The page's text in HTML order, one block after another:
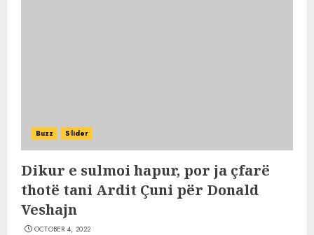
Buzz Slider
Dikur e sulmoi hapur, por ja çfarë
thotë tani Ardit Çuni për Donald
Veshajn
OCTOBER 4, 2022